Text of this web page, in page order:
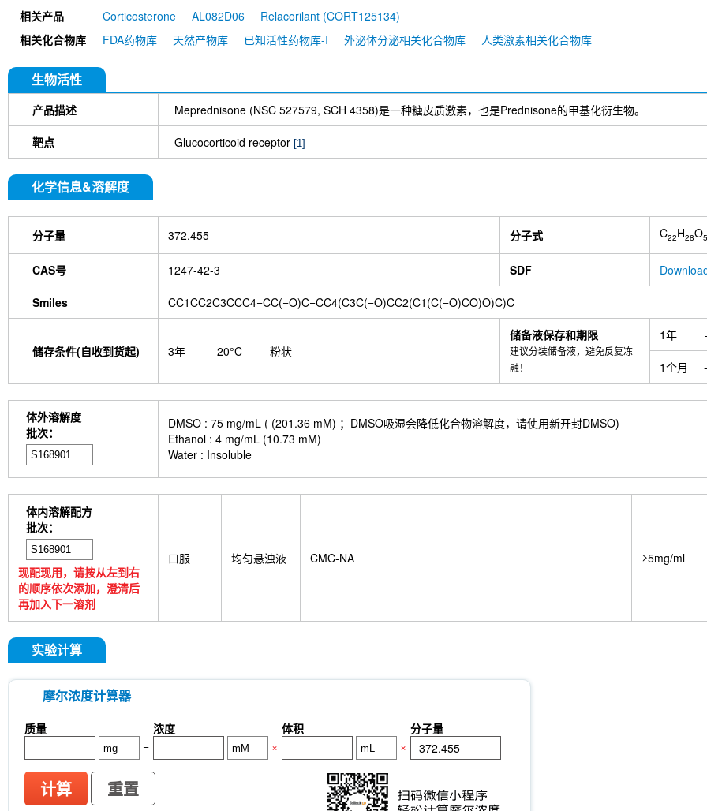
相关产品 Corticosterone AL082D06
Relacorilant (CORT125134)
相关化合物库
FDA药物库 天然产物库 已知活性药物库-I 外泌体分泌相关化合物库 人类激素相关化合物库
生物活性
产品描述 Meprednisone (NSC 527579, SCH 4358)是一种糖皮质激素，也是Prednisone的甲基化衍生物。
靶点 Glucocorticoid receptor [1]
化学信息&溶解度
分子量 372.455 分子式 C22H28O5
CAS号 1247-42-3 SDF
Smiles CC1CC2C3CCC4=CC(=O)C=CC4(C3C(=O)CC2(C1(C(=O)CO)O)C)C
储存条件(自收到货起) 3年 -20°C 粉状
储备液保存和期限
建议分装储备液，避免反复冻
融！
1年
1个月
体外溶解度
批次：
DMSO : 75 mg/mL ( (201.36 mM) ；DMSO吸湿会降低化合物溶解度，请使用新开封DMSO)
Ethanol : 4 mg/mL (10.73 mM)
Water : Insoluble
体内溶解配方
批次：
现配现用，请按从左到右
的顺序依次添加，澄清后
再加入下一溶剂
口服 均匀悬浊液 CMC-NA ≥5mg/ml
实验计算
摩尔浓度计算器
质量 浓度 体积
分子量
=
× ×
计算 重置